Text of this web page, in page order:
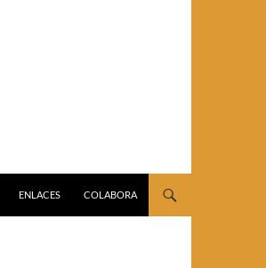
ENLACES COLABORA